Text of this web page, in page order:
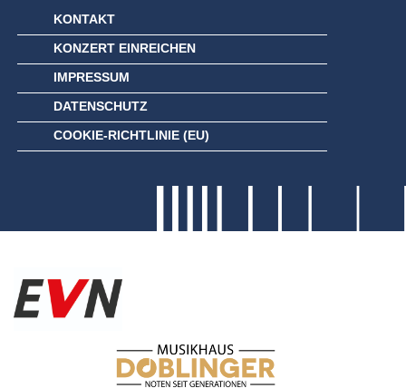
KONTAKT
KONZERT EINREICHEN
IMPRESSUM
DATENSCHUTZ
COOKIE-RICHTLINIE (EU)